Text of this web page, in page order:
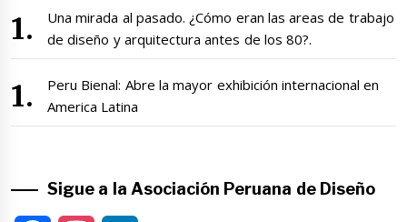
Una mirada al pasado. ¿Cómo eran las areas de trabajo
de diseño y arquitectura antes de los 80?.
Peru Bienal: Abre la mayor exhibición internacional en
America Latina
Sigue a la Asociación Peruana de Diseño